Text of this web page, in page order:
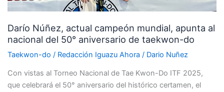
Darío Núñez, actual campeón mundial, apunta al
nacional del 50° aniversario de taekwon-do
Taekwon-do / Redacción Iguazu Ahora / Dario Nuñez
Con vistas al Torneo Nacional de Tae Kwon-Do ITF 2025,
que celebrará el 50° aniversario del histórico certamen, el
nacional
50°
aniversario
de
do